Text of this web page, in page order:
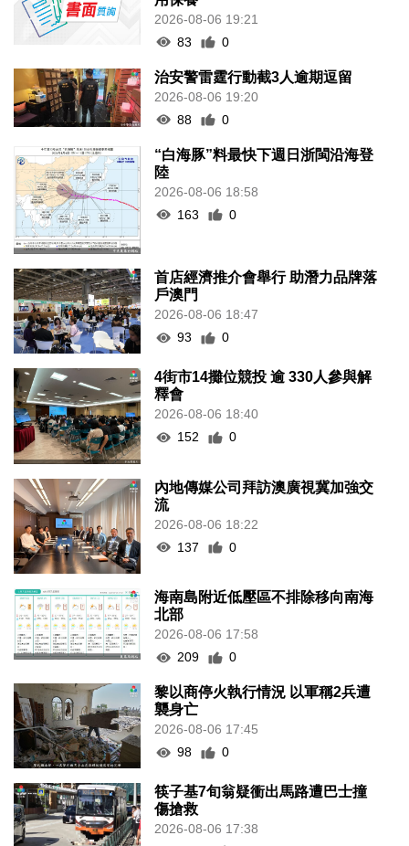
2026-08-06 19:21
83
0
治安警雷霆行動截3人逾期逗留
2026-08-06 19:20
88
0
“白海豚”料最快下週日浙閩沿海登
陸
2026-08-06 18:58
163
0
首店經濟推介會舉行 助潛力品牌落
戶澳門
2026-08-06 18:47
93
0
4街市14攤位競投 逾 330人參與解
釋會
2026-08-06 18:40
152
0
內地傳媒公司拜訪澳廣視冀加強交
流
2026-08-06 18:22
137
0
海南島附近低壓區不排除移向南海
北部
2026-08-06 17:58
209
0
黎以商停火執行情況 以軍稱2兵遭
襲身亡
2026-08-06 17:45
98
0
筷子基7旬翁疑衝出馬路遭巴士撞
傷搶救
2026-08-06 17:38